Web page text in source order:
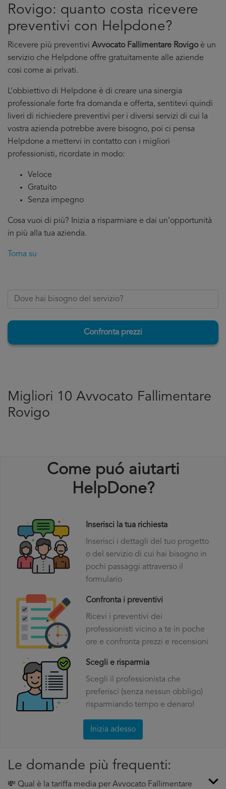
Rovigo: quanto costa ricevere
preventivi con Helpdone?
Ricevere più preventivi Avvocato Fallimentare Rovigoè un
servizio che Helpdone offre gratuitamente alle aziende
cosi come ai privati.
L’obbiettivo di Helpdone è di creare una sinergia
professionale forte fra domanda e offerta, sentitevi quindi
liveri di richiedere preventivi per i diversi servizi di cui la
vostra azienda potrebbe avere bisogno, poi ci pensa
Helpdone a mettervi in contatto con i migliori
professionisti, ricordate in modo:
Veloce
Gratuito
Senza impegno
Cosa vuoi di più? Inizia a risparmiare e dai un’opportunità
in più alla tua azienda.
Torna su
Confronta prezzi
Migliori 10 Avvocato Fallimentare
Rovigo
Come puó aiutarti
HelpDone?
Inserisci la tua richiesta
Inserisci i dettagli del tuo progetto
o del servizio di cui hai bisogno in
pochi passaggi attraverso il
formulario
Confronta i preventivi
Ricevi i preventivi dei
professionisti vicino a te in poche
ore e confronta prezzi e recensioni
Scegli e risparmia
Scegli il professionista che
preferisci (senza nessun obbligo)
risparmiando tempo e denaro!
Inizia adesso
Le domande più frequenti:
💸 Qual è la tariffa media per Avvocato Fallimentare